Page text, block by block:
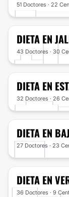
51 Doctores · 22
DIETA EN
43 Doctores · 30
DIETA EN
32 Doctores · 26
DIETA EN
27 Doctores · 23
DIETA EN
36 Doctores · 9